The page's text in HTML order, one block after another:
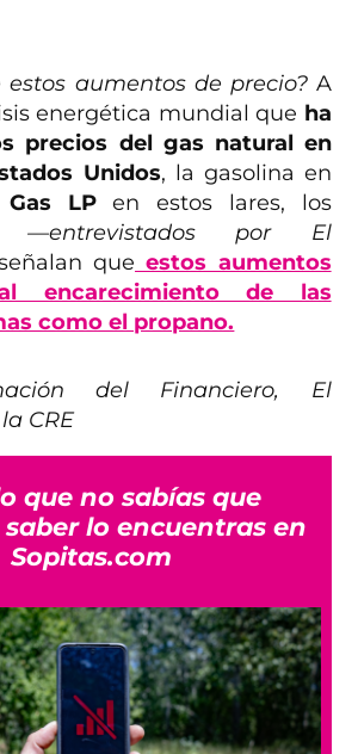
estos aumentos de precio?A
energética mundial que ha
precios del gas natural en
Unidos, la gasolina en
Gas LPen estos lares, los
—entrevistados por El
que estos aumentos
encarecimiento de las
como el propano.
del Financiero, El
CRE
que no sabías que
lo encuentras en
Sopitas.com